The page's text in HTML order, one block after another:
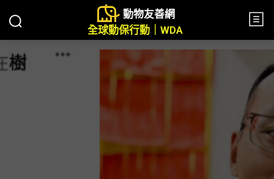
動物友善網
全球動保行動｜WDA